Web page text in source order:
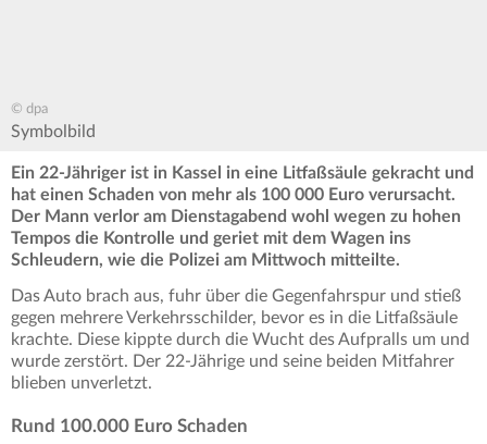
© dpa
Symbolbild
Ein 22-Jähriger ist in Kassel in eine Litfaßsäule gekracht und
hat einen Schaden von mehr als 100 000 Euro verursacht.
Der Mann verlor am Dienstagabend wohl wegen zu hohen
Tempos die Kontrolle und geriet mit dem Wagen ins
Schleudern, wie die Polizei am Mittwoch mitteilte.
Das Auto brach aus, fuhr über die Gegenfahrspur und stieß
gegen mehrere Verkehrsschilder, bevor es in die Litfaßsäule
krachte. Diese kippte durch die Wucht des Aufpralls um und
wurde zerstört. Der 22-Jährige und seine beiden Mitfahrer
blieben unverletzt.
Rund 100.000 Euro Schaden